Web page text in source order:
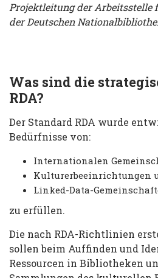
Projektleitung der Arbeitsstelle
der Deutschen
Was sind die
RDA?
Der Standard RDA wurde
Bedürfnisse von:
Internationalen
Kulturerbeeinrichtungen
Linked-Data-
zu erfüllen.
Die nach RDA-Richtlinien
sollen beim Auffinden und
Ressourcen in Bibliotheken